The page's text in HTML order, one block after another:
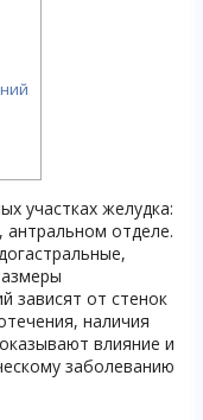
участках желудка:
отделе.
зависят от стенок
наличия
влияние и
заболеванию